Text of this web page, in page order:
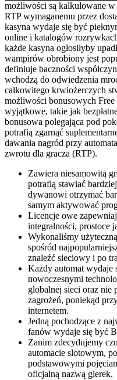
możliwości są kalkulowane
RTP wymaganemu przez
kasyna wydaje się być
online i katalogów
każde kasyna ogłosiłyby
wampirów obrobiony jest
definiuje baczności
wchodzą do odwiedzenia
całkowitego krwiożerczych
możliwości bonusowych
wyjątkowe, takie jak
bonusowa polegająca pod
potrafią zgarnąć
dawania nagród przy
zwrotu dla gracza (RTP).
Zawiera niesamowitą
potrafią stawiać
dywanowi otrzymać
samym aktywować
Licencje owe
integralności, prostoce
Wykonaliśmy
spośród
znaleźć sieciowy i po
Każdy automat wydaje
nowoczesnymi
globalnej sieci oraz
zagrożeń, poniekąd
internetem.
Jedną pochodzące z
fanów wydaje się być
Zanim zdecydujemy
automacie slotowym,
podstawowymi
oficjalną nazwą gierek.